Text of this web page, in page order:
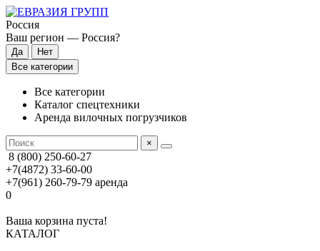
Россия
Ваш регион — Россия?
Все категории
Все категории
Каталог спецтехники
Аренда вилочных погрузчиков
×
8 (800) 250-60-27
+7(4872) 33-60-00
+7(961) 260-79-79 аренда
0
Ваша корзина пуста!
КАТАЛОГ